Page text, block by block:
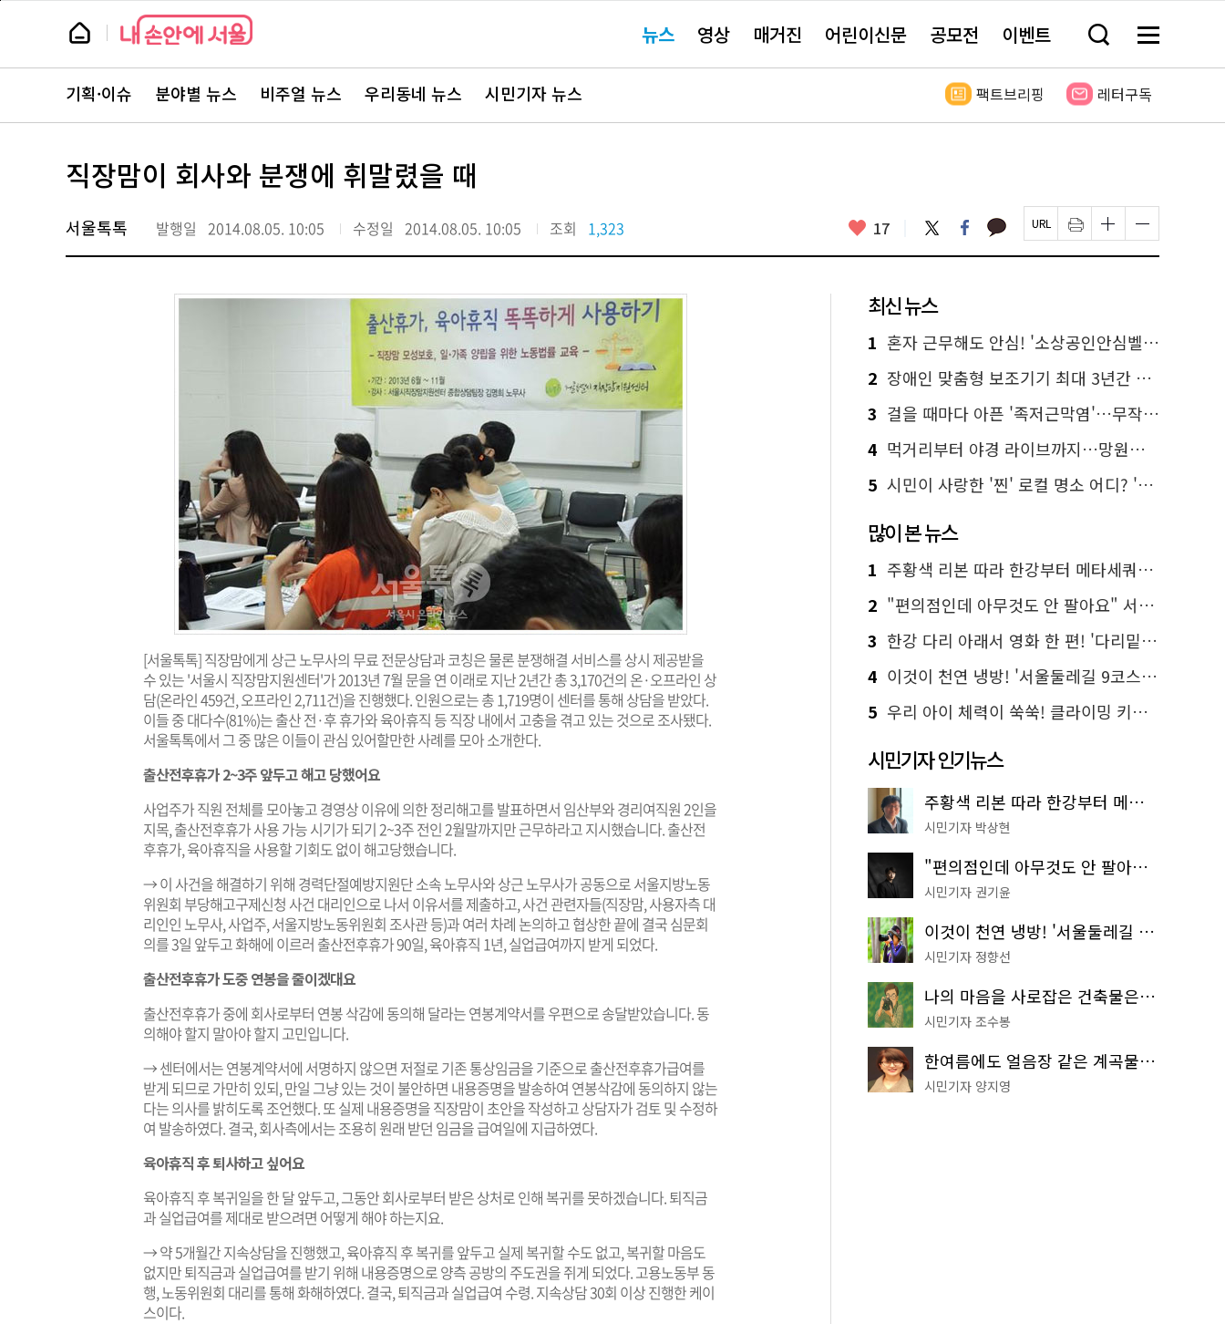
본
뉴
스 요뉴스 영상 매거진 어린이신문 공모전 이벤트 검
창
기
메
전
보
뉴
스
주
서
바
로
기획·이슈 분야별 뉴스 비주얼 뉴스 우리동네 뉴스 시민기자 뉴스 팩트브리핑 레터구독
직장맘이 회사와 분쟁에 휘말렸을 때
서울톡톡 발행일 2014.08.05. 10:05 수정일 2014.08.05. 10:05 조회 1,323 좋
요
17 트
위
터
페
이
스
카
카 페
이
지
인
쇄
하
글
자
크
하
기
글
자
크
하
기
[서울톡톡] 직장맘에게 상근 노무사의 무료 전문상담과 코칭은 물론 분쟁해결 서비스를 상시 제공받을
수 있는 '서울시 직장맘지원센터'가 2013년 7월 문을 연 이래로 지난 2년간 총 3,170건의 온·오프라인 상
담(온라인 459건, 오프라인 2,711건)을 진행했다. 인원으로는 총 1,719명이 센터를 통해 상담을 받았다.
이들 중 대다수(81%)는 출산 전·후 휴가와 육아휴직 등 직장 내에서 고충을 겪고 있는 것으로 조사됐다.
서울톡톡에서 그 중 많은 이들이 관심 있어할만한 사례를 모아 소개한다.
출산전후휴가 2~3주 앞두고 해고 당했어요
사업주가 직원 전체를 모아놓고 경영상 이유에 의한 정리해고를 발표하면서 임산부와 경리여직원 2인을
지목, 출산전후휴가 사용 가능 시기가 되기 2~3주 전인 2월말까지만 근무하라고 지시했습니다. 출산전
후휴가, 육아휴직을 사용할 기회도 없이 해고당했습니다.
→ 이 사건을 해결하기 위해 경력단절예방지원단 소속 노무사와 상근 노무사가 공동으로 서울지방노동
위원회 부당해고구제신청 사건 대리인으로 나서 이유서를 제출하고, 사건 관련자들(직장맘, 사용자측 대
리인인 노무사, 사업주, 서울지방노동위원회 조사관 등)과 여러 차례 논의하고 협상한 끝에 결국 심문회
의를 3일 앞두고 화해에 이르러 출산전후휴가 90일, 육아휴직 1년, 실업급여까지 받게 되었다.
출산전후휴가 도중 연봉을 줄이겠대요
출산전후휴가 중에 회사로부터 연봉 삭감에 동의해 달라는 연봉계약서를 우편으로 송달받았습니다. 동
의해야 할지 말아야 할지 고민입니다.
→ 센터에서는 연봉계약서에 서명하지 않으면 저절로 기존 통상임금을 기준으로 출산전후휴가급여를
받게 되므로 가만히 있되, 만일 그냥 있는 것이 불안하면 내용증명을 발송하여 연봉삭감에 동의하지 않는
다는 의사를 밝히도록 조언했다. 또 실제 내용증명을 직장맘이 초안을 작성하고 상담자가 검토 및 수정하
여 발송하였다. 결국, 회사측에서는 조용히 원래 받던 임금을 급여일에 지급하였다.
육아휴직 후 퇴사하고 싶어요
육아휴직 후 복귀일을 한 달 앞두고, 그동안 회사로부터 받은 상처로 인해 복귀를 못하겠습니다. 퇴직금
과 실업급여를 제대로 받으려면 어떻게 해야 하는지요.
→ 약 5개월간 지속상담을 진행했고, 육아휴직 후 복귀를 앞두고 실제 복귀할 수도 없고, 복귀할 마음도
없지만 퇴직금과 실업급여를 받기 위해 내용증명으로 양측 공방의 주도권을 쥐게 되었다. 고용노동부 동
행, 노동위원회 대리를 통해 화해하였다. 결국, 퇴직금과 실업급여 수령. 지속상담 30회 이상 진행한 케이
스이다.
최신 뉴스
1 혼자 근무해도 안심! '소상공인안심벨' 신청하세요
2 장애인 맞춤형 보조기기 최대 3년간 무상 대여…삶의 질 높인다
3 걸을 때마다 아픈 '족저근막염'…무작정 참지 말고 '이것' 해보세요!
4 먹거리부터 야경 라이브까지…망원한강공원 알짜 코스
5 시민이 사랑한 '찐' 로컬 명소 어디? '서울에디션25' 추천 코스
많이 본 뉴스
1 주황색 리본 따라 한강부터 메타세쿼이아 숲길까지…서울둘레길 15코스
2 "편의점인데 아무것도 안 팔아요" 서울에서 가장 특별한 편의점의 정체
3 한강 다리 아래서 영화 한 편! '다리밑 영화관' 무료 상영
4 이것이 천연 냉방! '서울둘레길 9코스'로 숲속 피서 떠나볼까
5 우리 아이 체력이 쑥쑥! 클라이밍 키즈카페·어린이 체력장
시민기자 인기뉴스
주황색 리본 따라 한강부터 메타세쿼이아 숲길까지…서울둘레길 15코스
시민기자 박상현
"편의점인데 아무것도 안 팔아요" 서울에서 가장 특별한 편의점의 정체
시민기자 권기윤
이것이 천연 냉방! '서울둘레길 9코스'로 숲속 피서 떠나볼까
시민기자 정향선
나의 마음을 사로잡은 건축물은? '서울시 건축상' 수상작 공개!
시민기자 조수봉
한여름에도 얼음장 같은 계곡물! 서울 '진관사 계곡'이 천국이네~
시민기자 양지영
페